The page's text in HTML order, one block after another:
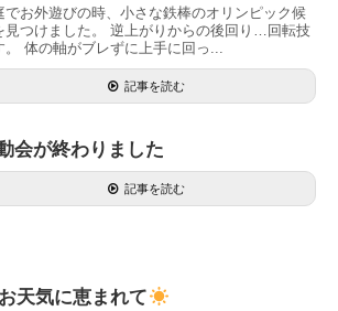
でお外遊びの時、小さな鉄棒のオリンピック候
見つけました。 逆上がりからの後回り…回転技
。 体の軸がブレずに上手に回っ...
記事を読む
会が終わりました
記事を読む
お天気に恵まれて